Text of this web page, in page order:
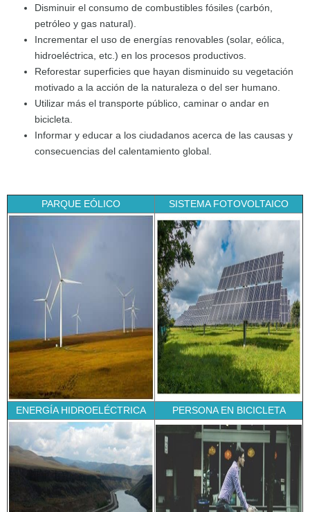
Disminuir el consumo de combustibles fósiles (carbón,
petróleo y gas natural).
Incrementar el uso de energías renovables (solar, eólica,
hidroeléctrica, etc.) en los procesos productivos.
Reforestar superficies que hayan disminuido su vegetación
motivado a la acción de la naturaleza o del ser humano.
Utilizar más el transporte público, caminar o andar en
bicicleta.
Informar y educar a los ciudadanos acerca de las causas y
consecuencias del calentamiento global.
PARQUE EÓLICO SISTEMA FOTOVOLTAICO
ENERGÍA HIDROELÉCTRICA PERSONA EN BICICLETA